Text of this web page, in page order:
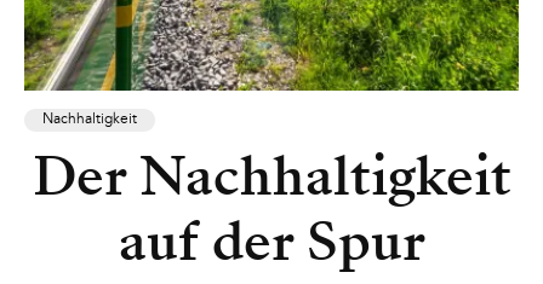
Nachhaltigkeit
Der Nachhaltigkeit
auf der Spur